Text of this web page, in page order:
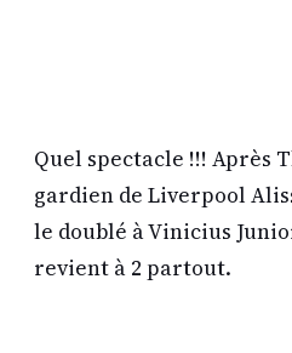
Quel spectacle !!! Après
gardien de Liverpool
le doublé à Vinicius
revient à 2 partout.